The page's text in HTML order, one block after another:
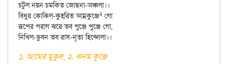
চটুল নয়ন চমকিত জোছনা-অঞ্চলা।।
বিধুর কোকিল-কুহরিত আম্রকুঞ্জে২ গো
রূপের পরাগ ঝরে তব পুঞ্জে পুঞ্জে গো,
১. আমের মুকুল, ২. কদম কুঞ্জে